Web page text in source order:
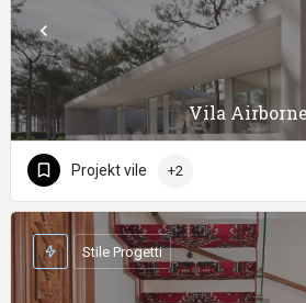
Vila Airborne
Projekt vile +2
Stile Progetti